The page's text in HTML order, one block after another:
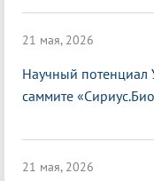
21 мая, 2026
Научный потенциал
саммите
21 мая, 2026